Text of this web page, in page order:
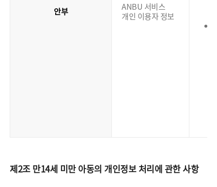
안부
ANBU 서비스
개인 이용자 정보
제2조 만14세 미만 아동의 개인정보 처리에 관한 사항